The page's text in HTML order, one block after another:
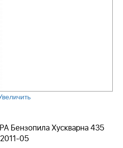
Хускварна 435
2011-05